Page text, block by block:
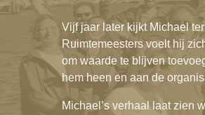
Vijf jaar later kijkt Michael
Ruimtemeesters voelt hij
om waarde te blijven
hem heen en aan de
Michael’s verhaal laat zien